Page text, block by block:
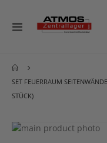
Navigation
SET FEUERRAUM
STÜCK)
Zum